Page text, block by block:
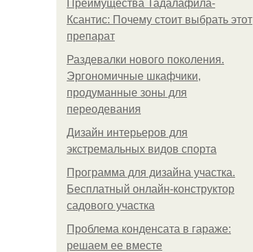
Преимущества Тадалафила-
Ксантис: Почему стоит выбрать этот
препарат
Раздевалки нового поколения.
Эргономичные шкафчики,
продуманные зоны для
переодевания
Дизайн интерьеров для
экстремальных видов спорта
Программа для дизайна участка.
Бесплатный онлайн-конструктор
садового участка
Проблема конденсата в гараже:
решаем ее вместе